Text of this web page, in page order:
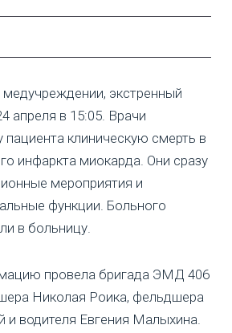
медучреждении, экстренный
апреля в 15:05. Врачи
пациента клиническую смерть в
инфаркта миокарда. Они сразу
мероприятия и
функции. Больного
в больницу.
провела бригада ЭМД 406
Николая Роика, фельдшера
и водителя Евгения Малыхина.